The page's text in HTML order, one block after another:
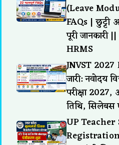
(Leave
FAQs |
पूरी
HRMS
JNVST
जारी: नवोदय
परीक्षा 2027,
तिथि, सिलेबस
UP
Registration